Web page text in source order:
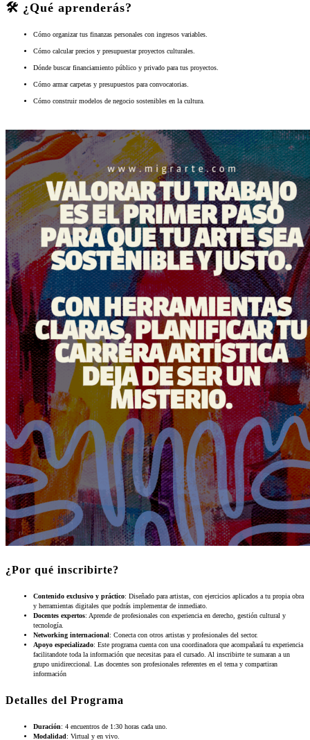
🛠️ ¿Qué aprenderás?
Cómo organizar tus finanzas personales con ingresos variables.
Cómo calcular precios y presupuestar proyectos culturales.
Dónde buscar financiamiento público y privado para tus proyectos.
Cómo armar carpetas y presupuestos para convocatorias.
Cómo construir modelos de negocio sostenibles en la cultura.
¿Por qué inscribirte?
Contenido exclusivo y práctico: Diseñado para artistas, con ejercicios aplicados a tu propia obra
y herramientas digitales que podrás implementar de inmediato.
Docentes expertos: Aprende de profesionales con experiencia en derecho, gestión cultural y
tecnología.
Networking internacional: Conecta con otros artistas y profesionales del sector.
Apoyo especializado: Este programa cuenta con una coordinadora que acompañará tu experiencia
facilitandote toda la información que necesitas para el cursado. Al inscribirte te sumaran a un
grupo unidireccional. Las docentes son profesionales referentes en el tema y compartiran
información
Detalles del Programa
Duración: 4 encuentros de 1:30 horas cada uno.
Modalidad: Virtual y en vivo.